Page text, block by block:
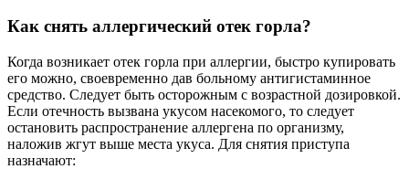
Как снять аллергический отек горла?
Когда возникает отек горла при аллергии, быстро купировать
его можно, своевременно дав больному антигистаминное
средство. Следует быть осторожным с возрастной дозировкой.
Если отечность вызвана укусом насекомого, то следует
остановить распространение аллергена по организму,
наложив жгут выше места укуса. Для снятия приступа
назначают: